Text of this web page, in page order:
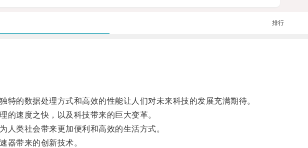
排行
的数据处理方式和高效的性能让人们对未来科技的发展充满期待。
速度之快，以及科技带来的巨大变革。
类社会带来更加便利和高效的生活方式。
带来的创新技术。